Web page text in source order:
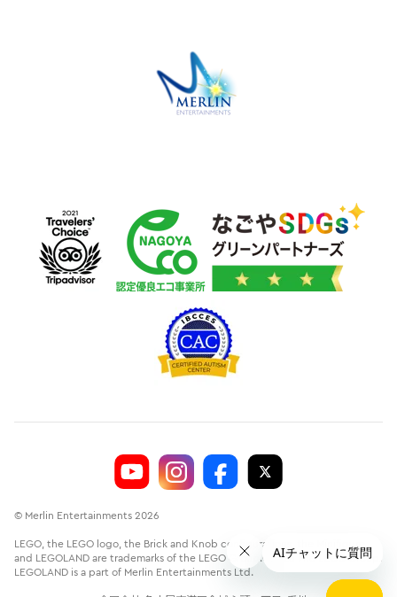
© Merlin Entertainments 2026
LEGO, the LEGO logo, the Brick and Knob configurations, the Minifigure
and LEGOLAND are trademarks of the LEGO Group.©2026 The LEGO Group.
LEGOLAND is a part of Merlin Entertainments Ltd.